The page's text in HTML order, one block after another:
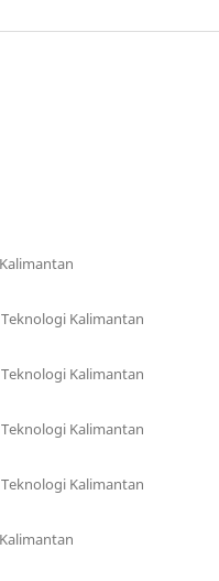
Kalimantan
Kalimantan
Kalimantan
Kalimantan